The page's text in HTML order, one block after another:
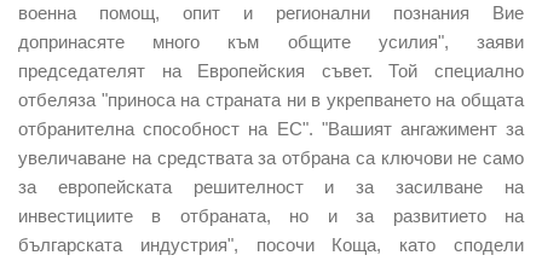
военна помощ, опит и регионални познания Вие
допринасяте много към общите усилия", заяви
председателят на Европейския съвет. Той специално
отбеляза "приноса на страната ни в укрепването на общата
отбранителна способност на ЕС". "Вашият ангажимент за
увеличаване на средствата за отбрана са ключови не само
за европейската решителност и за засилване на
инвестициите в отбраната, но и за развитието на
българската индустрия", посочи Коща, като сподели